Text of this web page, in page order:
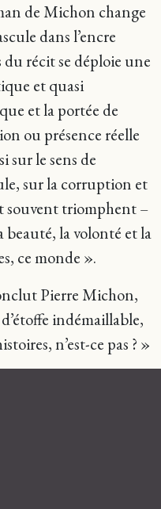
de Michon change
dans l’encre
du récit se déploie une
et quasi
et la portée de
ou présence réelle
sur le sens de
sur la corruption et
souvent triomphent –
beauté, la volonté et la
ce monde ».
Pierre Michon,
indémaillable,
n’est-ce pas ? »